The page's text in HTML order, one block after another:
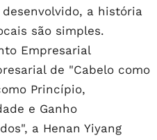
a história
são simples.
Empresarial
de "Cabelo como
Princípio,
e Ganho
a Henan Yiyang